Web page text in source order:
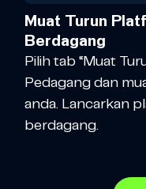
Muat Turun
Berdagang
Pilih tab “Muat
Pedagang dan
anda. Lancarkan
berdagang.